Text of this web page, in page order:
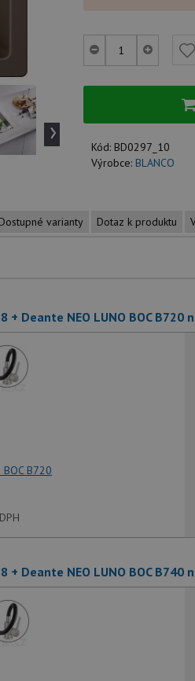
›
Kód: BD0297_10
Výrobce: BLANCO
Dostupné varianty Dotaz k produktu
+ Deante NEO LUNO BOC B720
BOC B720
+ Deante NEO LUNO BOC B740